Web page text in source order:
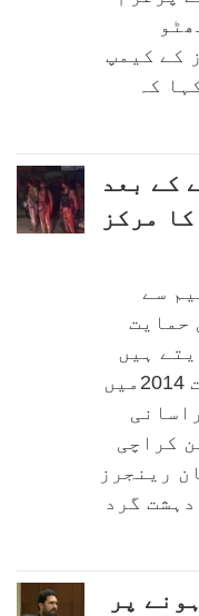
کے کیمپ
کہ
کے بعد
مرکز
سے
حمایت
ہیں
جماعت الاحرار کی بنیاد اگست 2014میں
کراچی
رینجرز
گرد
پر